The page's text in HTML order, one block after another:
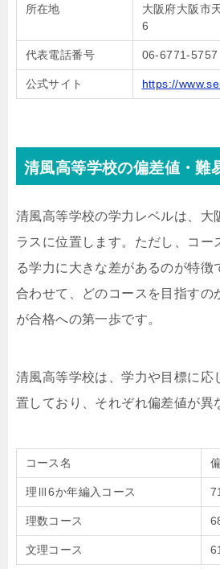
所在地
大阪府大阪市
6
代表電話番号 06-6771-5757
公式サイト https://
清風高等学校の偏差値・難
清風高等学校の学力レベルは、大
ラスに位置します。ただし、コー
る学力に大きな差があるのが特徴
合わせて、どのコースを目指すの
が合格への第一歩です。
清風高等学校は、学力や目標に応
置しており、それぞれ偏差値が異
コース名
理Ⅲ6か年編入コース
理数コース
文理コース